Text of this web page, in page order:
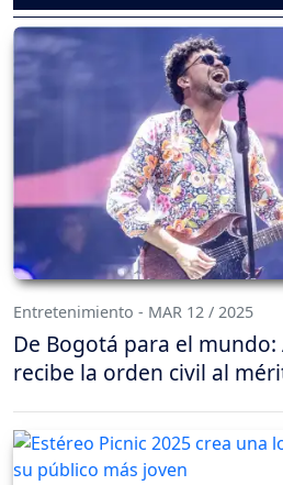
Entretenimiento - MAR 12 / 2025
De Bogotá para el mundo:
recibe la orden civil al